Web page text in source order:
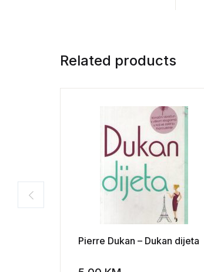
Related products
Pierre Dukan – Dukan dijeta